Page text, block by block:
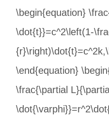
\begin{equation}
\dot{t}}=c^2\left(1-
\end{equation}
\frac{\partial